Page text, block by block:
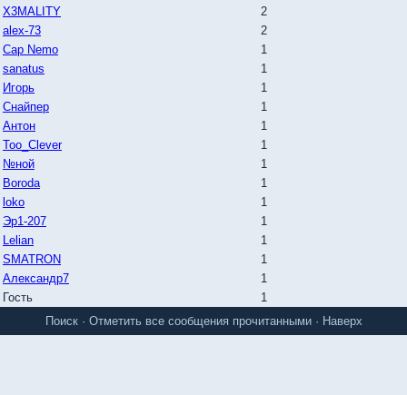
X3MALITY
2
alex-73
2
Cap Nemo
1
sanatus
1
Игорь
1
Снайпер
1
Антон
1
Too_Clever
1
№ной
1
Boroda
1
loko
1
Эр1-207
1
Lelian
1
SMATRON
1
Александр7
1
Гость
1
Поиск· Отметить все сообщения прочитанными· Наверх